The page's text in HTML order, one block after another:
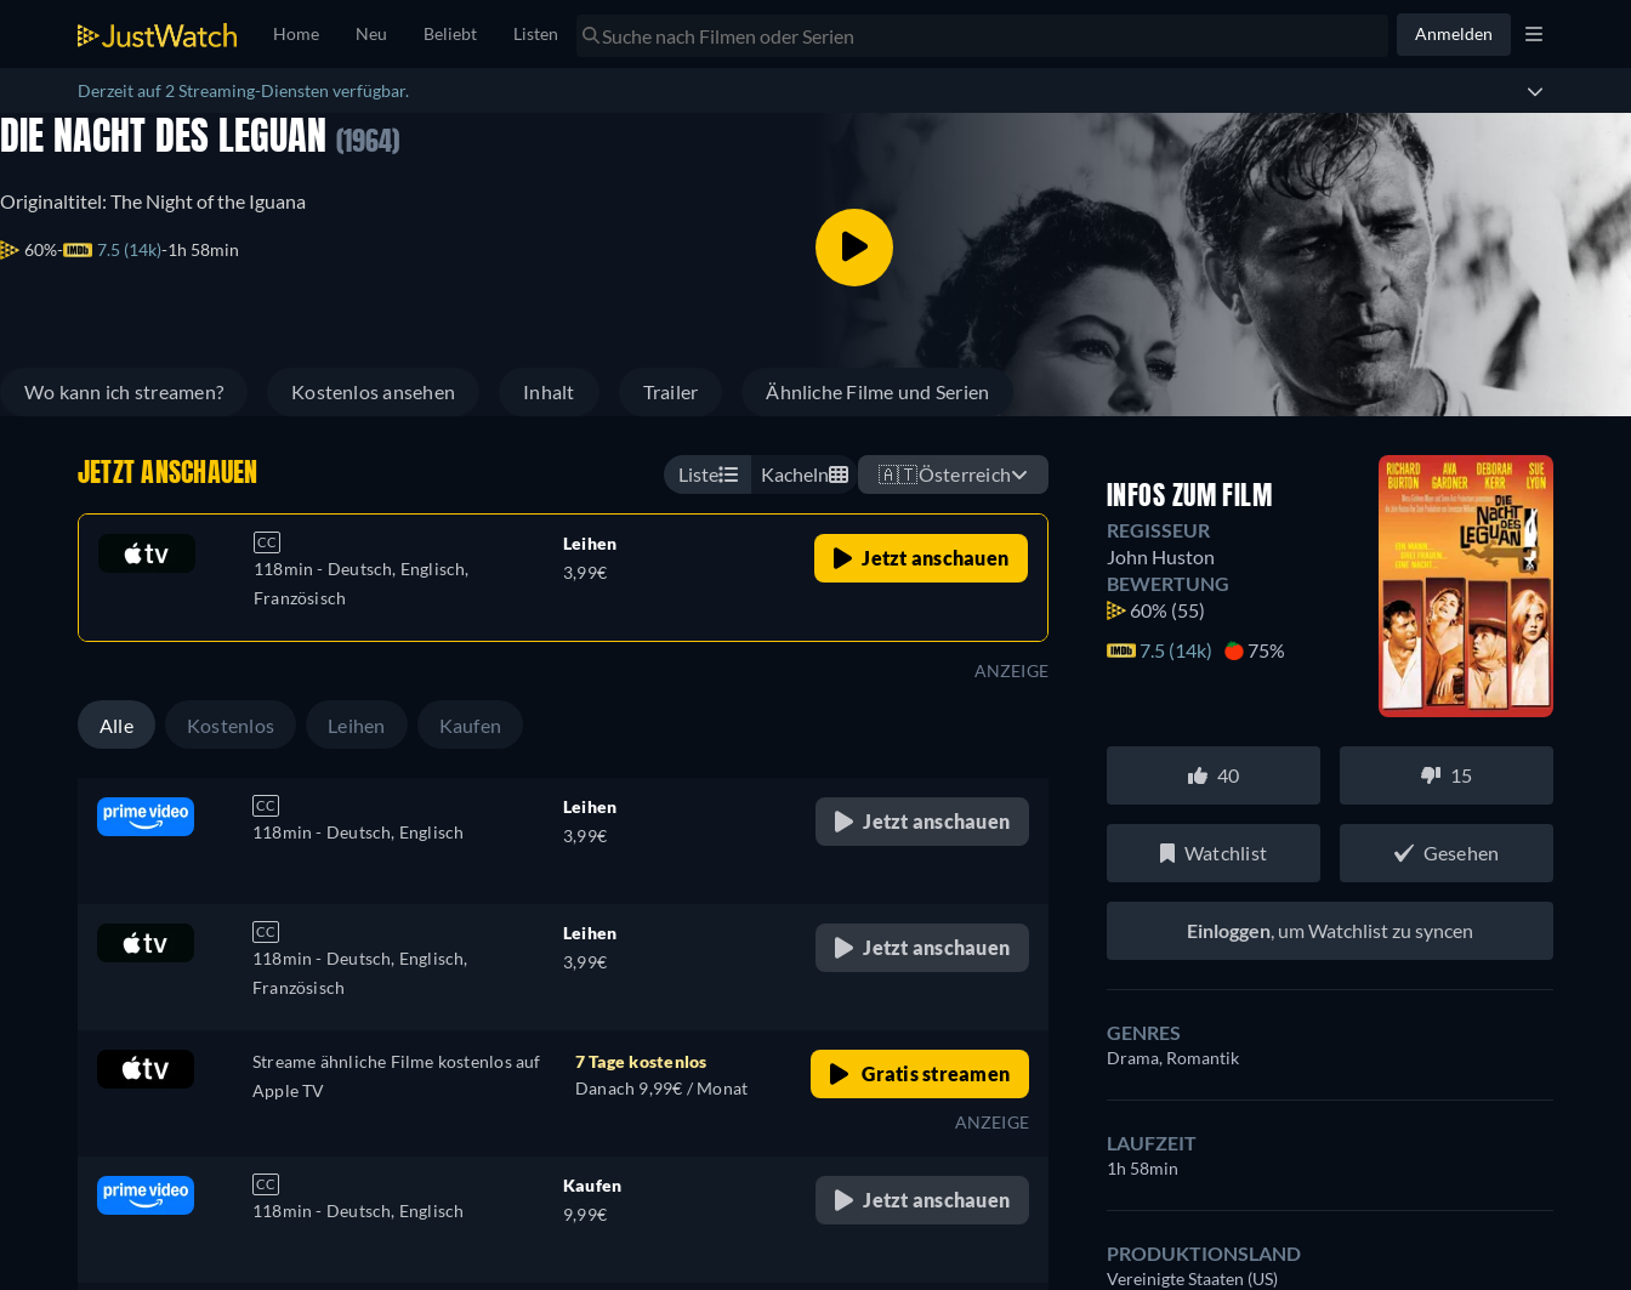
Home Neu Beliebt Listen Anmelden
Derzeit auf 2 Streaming-Diensten verfügbar.
DIE NACHT DES LEGUAN (1964)
Originaltitel: The Night of the Iguana
60% 7.5 (14k) 1h 58min
Wo kann ich streamen? Kostenlos ansehen Inhalt Trailer Ähnliche Filme und Serien
JETZT ANSCHAUEN Liste Kacheln 🇦🇹Österreich
CC
118min - Deutsch, Englisch,
Französisch
Leihen
3,99€
Jetzt anschauen
ANZEIGE
Alle Kostenlos Leihen Kaufen
CC
118min - Deutsch, Englisch
Leihen
3,99€
Jetzt anschauen
CC
118min - Deutsch, Englisch,
Französisch
Leihen
3,99€
Jetzt anschauen
Streame ähnliche Filme kostenlos auf
Apple TV
7 Tage kostenlos
Danach 9,99€ / Monat
Gratis streamen
ANZEIGE
CC
118min - Deutsch, Englisch
Kaufen
9,99€
Jetzt anschauen
INFOS ZUM FILM
REGISSEUR
John Huston
BEWERTUNG
60% (55)
7.5 (14k)
75%
40 15
Watchlist Gesehen
Einloggen, um Watchlist zu syncen
GENRES
Drama, Romantik
LAUFZEIT
1h 58min
PRODUKTIONSLAND
Vereinigte Staaten (US)